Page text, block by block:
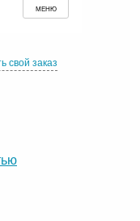
МЕНЮ
свой заказ